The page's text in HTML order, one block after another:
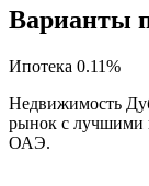
Варианты
Ипотека 0.11%
Недвижимость
рынок с лучшими
ОАЭ.